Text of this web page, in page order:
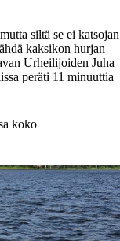
siltä se ei katsojan
kaksikon hurjan
Urheilijoiden Juha
peräti 11 minuuttia
koko